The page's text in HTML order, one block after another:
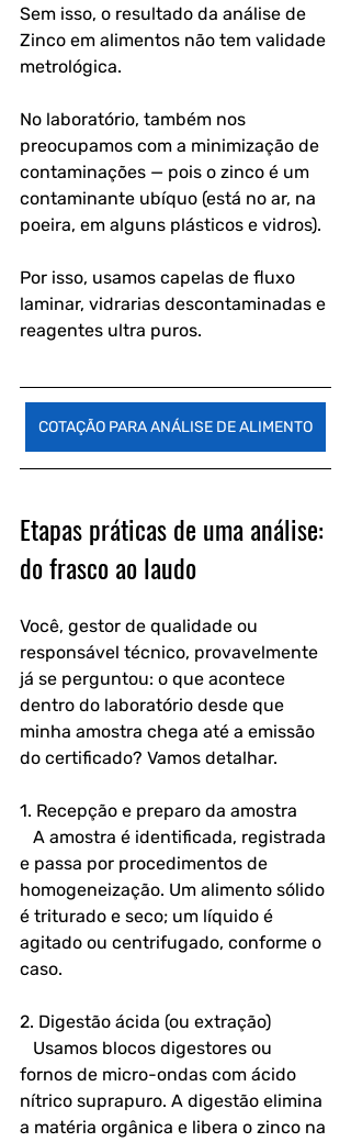
Sem isso, o resultado da análise de
Zinco em alimentos não tem validade
metrológica.
No laboratório, também nos
preocupamos com a minimização de
contaminações — pois o zinco é um
contaminante ubíquo (está no ar, na
poeira, em alguns plásticos e vidros).
Por isso, usamos capelas de fluxo
laminar, vidrarias descontaminadas e
reagentes ultra puros.
COTAÇÃO PARA ANÁLISE DE ALIMENTO
Etapas práticas de uma análise:
do frasco ao laudo
Você, gestor de qualidade ou
responsável técnico, provavelmente
já se perguntou: o que acontece
dentro do laboratório desde que
minha amostra chega até a emissão
do certificado? Vamos detalhar.
1. Recepção e preparo da amostra
e passa por procedimentos de
homogeneização. Um alimento sólido
é triturado e seco; um líquido é
agitado ou centrifugado, conforme o
caso.
2. Digestão ácida (ou extração)
fornos de micro-ondas com ácido
nítrico suprapuro. A digestão elimina
a matéria orgânica e libera o zinco na